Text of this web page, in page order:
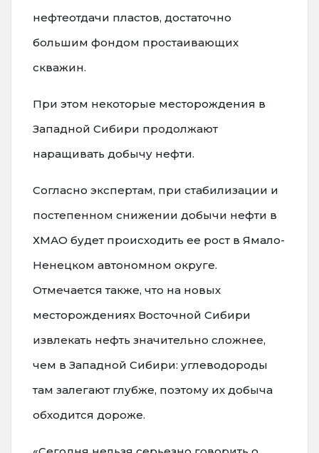
нефтеотдачи пластов, достаточно
большим фондом простаивающих
скважин.
При этом некоторые месторождения в
Западной Сибири продолжают
наращивать добычу нефти.
Согласно экспертам, при стабилизации и
постепенном снижении добычи нефти в
ХМАО будет происходить ее рост в Ямало-
Ненецком автономном округе.
Отмечается также, что на новых
месторождениях Восточной Сибири
извлекать нефть значительно сложнее,
чем в Западной Сибири: углеводороды
там залегают глубже, поэтому их добыча
обходится дороже.